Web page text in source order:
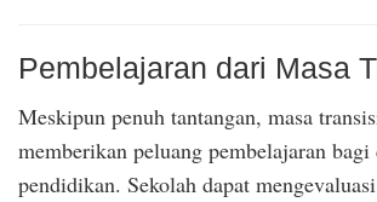
Pembelajaran dari Masa
Meskipun penuh tantangan, masa
memberikan peluang pembelajaran bagi
pendidikan. Sekolah dapat